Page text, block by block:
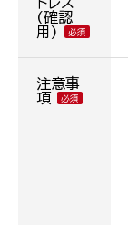
(確認
用)
注意事
項